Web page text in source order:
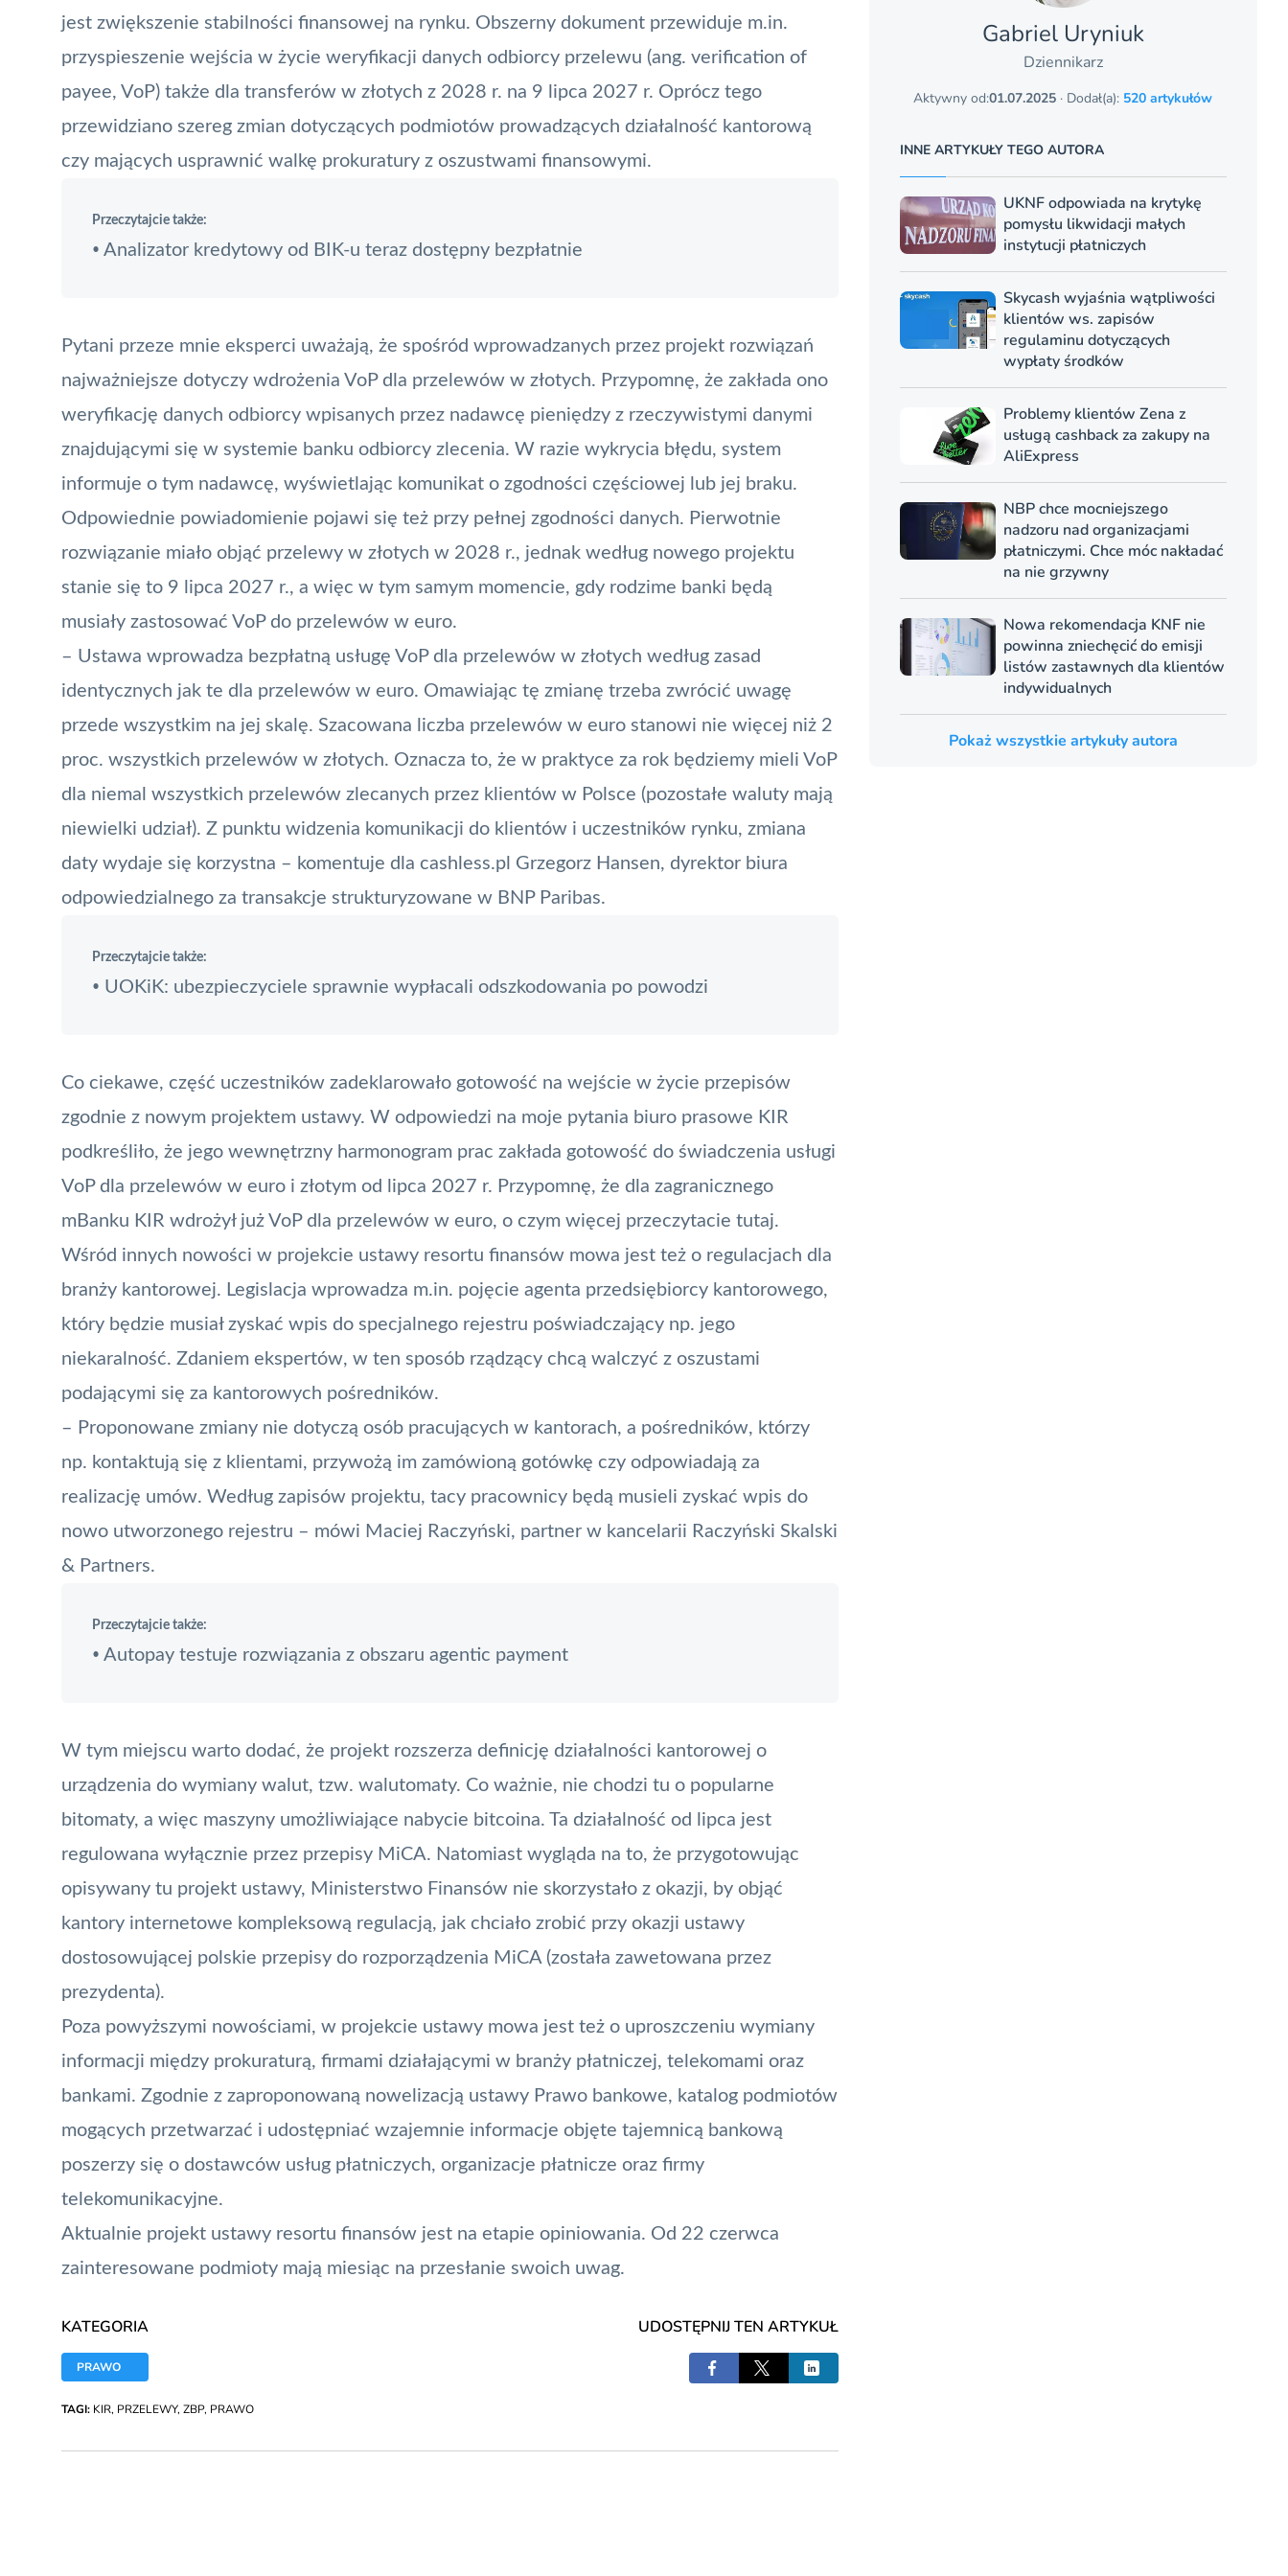
jest zwiększenie stabilności finansowej na rynku. Obszerny dokument przewiduje m.in.
przyspieszenie wejścia w życie weryfikacji danych odbiorcy przelewu (ang. verification of
payee, VoP) także dla transferów w złotych z 2028 r. na 9 lipca 2027 r. Oprócz tego
przewidziano szereg zmian dotyczących podmiotów prowadzących działalność kantorową
czy mających usprawnić walkę prokuratury z oszustwami finansowymi.
Przeczytajcie także:
• Analizator kredytowy od BIK-u teraz dostępny bezpłatnie
Pytani przeze mnie eksperci uważają, że spośród wprowadzanych przez projekt rozwiązań
najważniejsze dotyczy wdrożenia VoP dla przelewów w złotych. Przypomnę, że zakłada ono
weryfikację danych odbiorcy wpisanych przez nadawcę pieniędzy z rzeczywistymi danymi
znajdującymi się w systemie banku odbiorcy zlecenia. W razie wykrycia błędu, system
informuje o tym nadawcę, wyświetlając komunikat o zgodności częściowej lub jej braku.
Odpowiednie powiadomienie pojawi się też przy pełnej zgodności danych. Pierwotnie
rozwiązanie miało objąć przelewy w złotych w 2028 r., jednak według nowego projektu
stanie się to 9 lipca 2027 r., a więc w tym samym momencie, gdy rodzime banki będą
musiały zastosować VoP do przelewów w euro.
– Ustawa wprowadza bezpłatną usługę VoP dla przelewów w złotych według zasad
identycznych jak te dla przelewów w euro. Omawiając tę zmianę trzeba zwrócić uwagę
przede wszystkim na jej skalę. Szacowana liczba przelewów w euro stanowi nie więcej niż 2
proc. wszystkich przelewów w złotych. Oznacza to, że w praktyce za rok będziemy mieli VoP
dla niemal wszystkich przelewów zlecanych przez klientów w Polsce (pozostałe waluty mają
niewielki udział). Z punktu widzenia komunikacji do klientów i uczestników rynku, zmiana
daty wydaje się korzystna – komentuje dla cashless.pl Grzegorz Hansen, dyrektor biura
odpowiedzialnego za transakcje strukturyzowane w BNP Paribas.
Przeczytajcie także:
• UOKiK: ubezpieczyciele sprawnie wypłacali odszkodowania po powodzi
Co ciekawe, część uczestników zadeklarowało gotowość na wejście w życie przepisów
zgodnie z nowym projektem ustawy. W odpowiedzi na moje pytania biuro prasowe KIR
podkreśliło, że jego wewnętrzny harmonogram prac zakłada gotowość do świadczenia usługi
VoP dla przelewów w euro i złotym od lipca 2027 r. Przypomnę, że dla zagranicznego
mBanku KIR wdrożył już VoP dla przelewów w euro, o czym więcej przeczytacie tutaj.
Wśród innych nowości w projekcie ustawy resortu finansów mowa jest też o regulacjach dla
branży kantorowej. Legislacja wprowadza m.in. pojęcie agenta przedsiębiorcy kantorowego,
który będzie musiał zyskać wpis do specjalnego rejestru poświadczający np. jego
niekaralność. Zdaniem ekspertów, w ten sposób rządzący chcą walczyć z oszustami
podającymi się za kantorowych pośredników.
– Proponowane zmiany nie dotyczą osób pracujących w kantorach, a pośredników, którzy
np. kontaktują się z klientami, przywożą im zamówioną gotówkę czy odpowiadają za
realizację umów. Według zapisów projektu, tacy pracownicy będą musieli zyskać wpis do
nowo utworzonego rejestru – mówi Maciej Raczyński, partner w kancelarii Raczyński Skalski
& Partners.
Przeczytajcie także:
• Autopay testuje rozwiązania z obszaru agentic payment
W tym miejscu warto dodać, że projekt rozszerza definicję działalności kantorowej o
urządzenia do wymiany walut, tzw. walutomaty. Co ważnie, nie chodzi tu o popularne
bitomaty, a więc maszyny umożliwiające nabycie bitcoina. Ta działalność od lipca jest
regulowana wyłącznie przez przepisy MiCA. Natomiast wygląda na to, że przygotowując
opisywany tu projekt ustawy, Ministerstwo Finansów nie skorzystało z okazji, by objąć
kantory internetowe kompleksową regulacją, jak chciało zrobić przy okazji ustawy
dostosowującej polskie przepisy do rozporządzenia MiCA (została zawetowana przez
prezydenta).
Poza powyższymi nowościami, w projekcie ustawy mowa jest też o uproszczeniu wymiany
informacji między prokuraturą, firmami działającymi w branży płatniczej, telekomami oraz
bankami. Zgodnie z zaproponowaną nowelizacją ustawy Prawo bankowe, katalog podmiotów
mogących przetwarzać i udostępniać wzajemnie informacje objęte tajemnicą bankową
poszerzy się o dostawców usług płatniczych, organizacje płatnicze oraz firmy
telekomunikacyjne.
Aktualnie projekt ustawy resortu finansów jest na etapie opiniowania. Od 22 czerwca
zainteresowane podmioty mają miesiąc na przesłanie swoich uwag.
KATEGORIA
PRAWO
UDOSTĘPNIJ TEN ARTYKUŁ
TAGI: KIR, PRZELEWY, ZBP, PRAWO
Gabriel Uryniuk
Dziennikarz
Aktywny od:01.07.2025 · Dodał(a): 520 artykułów
INNE ARTYKUŁY TEGO AUTORA
UKNF odpowiada na krytykę
pomysłu likwidacji małych
instytucji płatniczych
Skycash wyjaśnia wątpliwości
klientów ws. zapisów
regulaminu dotyczących
wypłaty środków
Problemy klientów Zena z
usługą cashback za zakupy na
AliExpress
NBP chce mocniejszego
nadzoru nad organizacjami
płatniczymi. Chce móc nakładać
na nie grzywny
Nowa rekomendacja KNF nie
powinna zniechęcić do emisji
listów zastawnych dla klientów
indywidualnych
Pokaż wszystkie artykuły autora